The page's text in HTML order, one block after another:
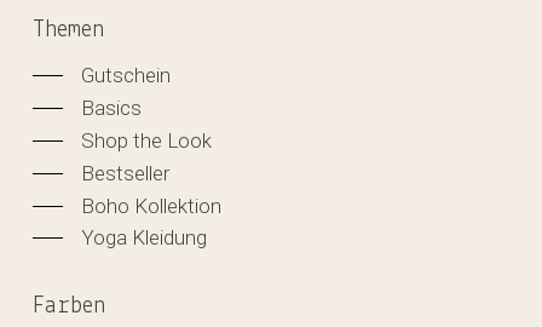
Themen
Gutschein
Basics
Shop the Look
Bestseller
Boho Kollektion
Yoga Kleidung
Farben